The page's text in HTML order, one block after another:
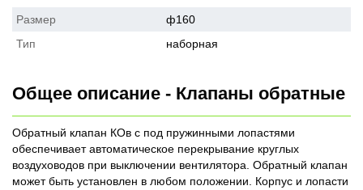
Размер
ф160
Тип
наборная
Общее описание - Клапаны обратные
Обратный клапан КОв с под пружинными лопастями
обеспечивает автоматическое перекрывание круглых
воздуховодов при выключении вентилятора. Обратный клапан
может быть установлен в любом положении. Корпус и лопасти